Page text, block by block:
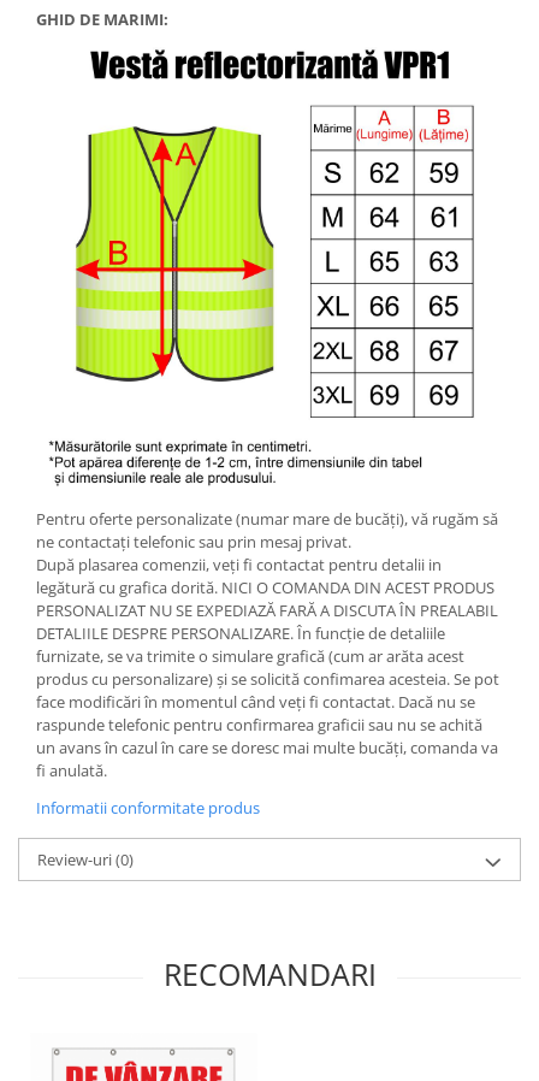
GHID DE MARIMI:
Pentru oferte personalizate (numar mare de bucăți), vă rugăm să
ne contactați telefonic sau prin mesaj privat.
După plasarea comenzii, veți fi contactat pentru detalii in
legătură cu grafica dorită. NICI O COMANDA DIN ACEST PRODUS
PERSONALIZAT NU SE EXPEDIAZĂ FARĂ A DISCUTA ÎN PREALABIL
DETALIILE DESPRE PERSONALIZARE. În funcție de detaliile
furnizate, se va trimite o simulare grafică (cum ar arăta acest
produs cu personalizare) și se solicită confimarea acesteia. Se pot
face modificări în momentul când veți fi contactat. Dacă nu se
raspunde telefonic pentru confirmarea graficii sau nu se achită
un avans în cazul în care se doresc mai multe bucăți, comanda va
fi anulată.
Informatii conformitate produs
Review-uri(0)
RECOMANDARI